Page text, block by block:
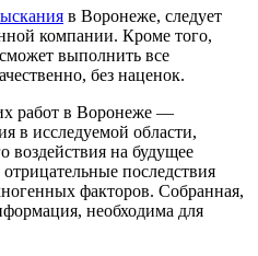
в Воронеже, следует
компании. Кроме того,
выполнить все
без наценок.
работ в Воронеже —
в исследуемой области,
воздействия на будущее
последствия
факторов. Собранная,
необходима для